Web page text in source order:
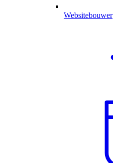
Websitebouwer